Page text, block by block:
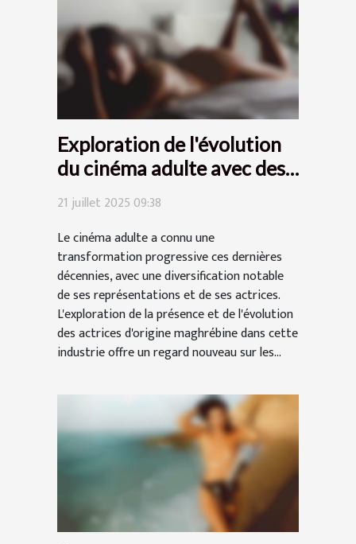
Exploration de l'évolution
du cinéma adulte avec des
actrices d'origine
maghrébine
21 juillet 2025 09:38
Le cinéma adulte a connu une
transformation progressive ces dernières
décennies, avec une diversification notable
de ses représentations et de ses actrices.
L'exploration de la présence et de l'évolution
des actrices d'origine maghrébine dans cette
industrie offre un regard nouveau sur les...